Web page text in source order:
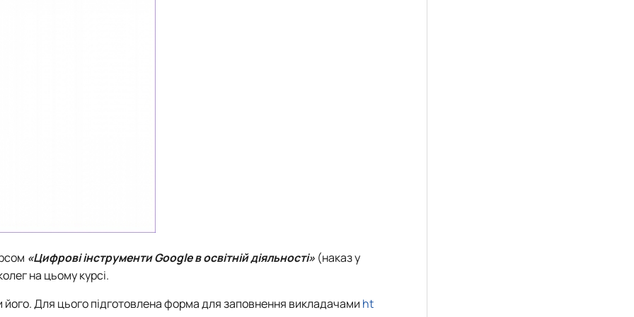
вченою радою факультет…
ветеринарної медицини …
«Цифрові інструменти Google в освітній діяльності» (наказ у
на цьому курсі.
Для цього підготовлена форма для заповнення викладачами ht